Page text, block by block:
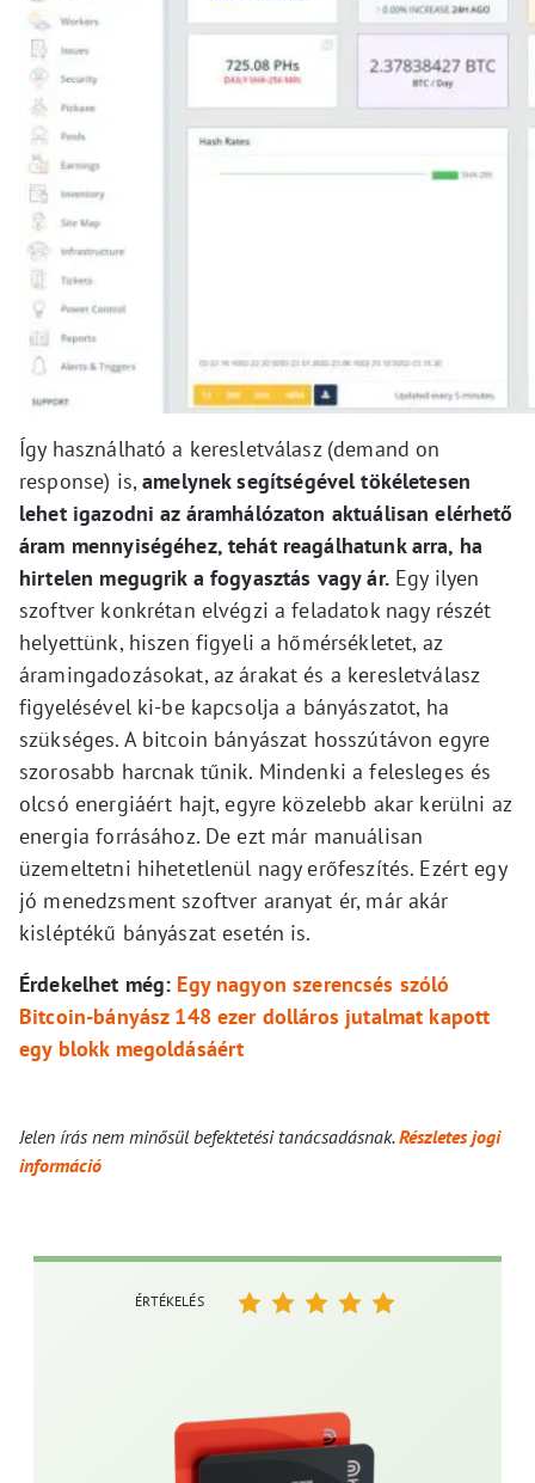
Így használható a keresletválasz (demand on
response) is,amelynek segítségével tökéletesen
lehet igazodni az áramhálózaton aktuálisan elérhető
áram mennyiségéhez, tehát reagálhatunk arra, ha
hirtelen megugrik a fogyasztás vagy ár.Egy ilyen
szoftver konkrétan elvégzi a feladatok nagy részét
helyettünk, hiszen figyeli a hőmérsékletet, az
áramingadozásokat, az árakat és a keresletválasz
figyelésével ki-be kapcsolja a bányászatot, ha
szükséges. A bitcoin bányászat hosszútávon egyre
szorosabb harcnak tűnik. Mindenki a felesleges és
olcsó energiáért hajt, egyre közelebb akar kerülni az
energia forrásához. De ezt már manuálisan
üzemeltetni hihetetlenül nagy erőfeszítés. Ezért egy
jó menedzsment szoftver aranyat ér, már akár
kisléptékű bányászat esetén is.
Érdekelhet még: Egy nagyon szerencsés szóló
Bitcoin-bányász 148 ezer dolláros jutalmat kapott
egy blokk megoldásáért
Jelen írás nem minősül befektetési tanácsadásnak.Részletes jogi
információ
ÉRTÉKELÉS